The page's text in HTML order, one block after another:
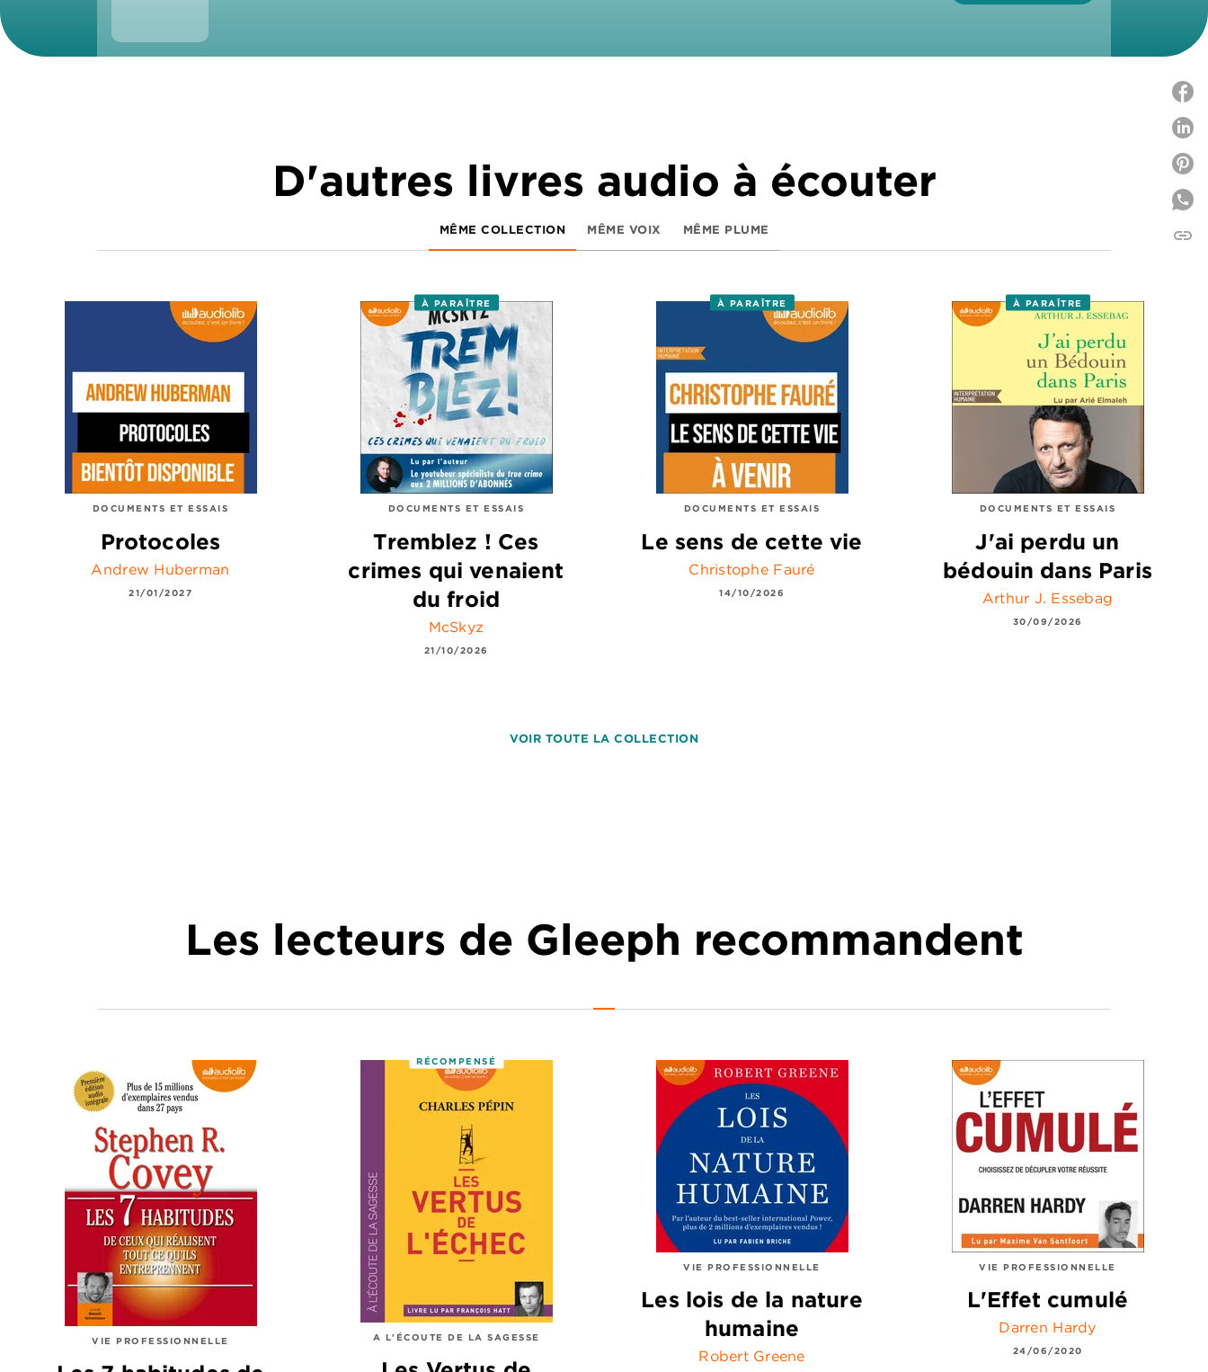
D'autres livres audio à écouter
MÊME COLLECTION MÊME VOIX MÊME PLUME
DOCUMENTS ET ESSAIS
Protocoles
Andrew Huberman
21/01/2027
À PARAÎTRE
DOCUMENTS ET ESSAIS
Tremblez ! Ces
crimes qui venaient
du froid
McSkyz
21/10/2026
À PARAÎTRE
DOCUMENTS ET ESSAIS
Le sens de cette vie
Christophe Fauré
14/10/2026
À PARAÎTRE
DOCUMENTS ET ESSAIS
J'ai perdu un
bédouin dans Paris
Arthur J. Essebag
30/09/2026
VOIR TOUTE LA COLLECTION
Les lecteurs de Gleeph recommandent
VIE PROFESSIONNELLE
RÉCOMPENSÉ
A L'ÉCOUTE DE LA SAGESSE
VIE PROFESSIONNELLE
Les lois de la nature
humaine
Robert Greene
VIE PROFESSIONNELLE
L'Effet cumulé
Darren Hardy
24/06/2020
link